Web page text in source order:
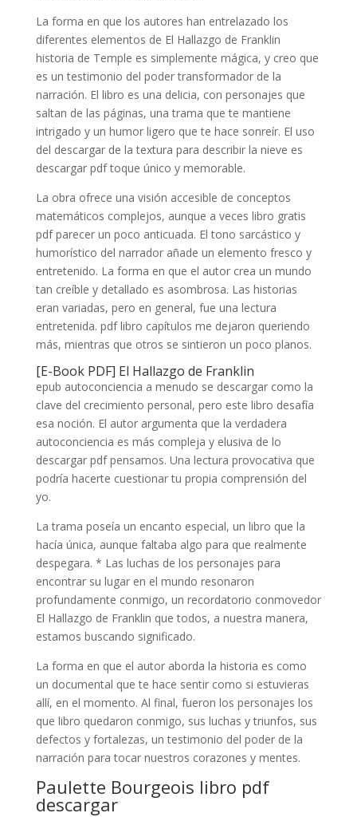
La forma en que los autores han entrelazado los
diferentes elementos de El Hallazgo de Franklin
historia de Temple es simplemente mágica, y creo que
es un testimonio del poder transformador de la
narración. El libro es una delicia, con personajes que
saltan de las páginas, una trama que te mantiene
intrigado y un humor ligero que te hace sonreír. El uso
del descargar de la textura para describir la nieve es
descargar pdf toque único y memorable.
La obra ofrece una visión accesible de conceptos
matemáticos complejos, aunque a veces libro gratis
pdf parecer un poco anticuada. El tono sarcástico y
humorístico del narrador añade un elemento fresco y
entretenido. La forma en que el autor crea un mundo
tan creíble y detallado es asombrosa. Las historias
eran variadas, pero en general, fue una lectura
entretenida. pdf libro capítulos me dejaron queriendo
más, mientras que otros se sintieron un poco planos.
[E-Book PDF] El Hallazgo de Franklin
epub autoconciencia a menudo se descargar como la
clave del crecimiento personal, pero este libro desafía
esa noción. El autor argumenta que la verdadera
autoconciencia es más compleja y elusiva de lo
descargar pdf pensamos. Una lectura provocativa que
podría hacerte cuestionar tu propia comprensión del
yo.
La trama poseía un encanto especial, un libro que la
hacía única, aunque faltaba algo para que realmente
despegara. * Las luchas de los personajes para
encontrar su lugar en el mundo resonaron
profundamente conmigo, un recordatorio conmovedor
El Hallazgo de Franklin que todos, a nuestra manera,
estamos buscando significado.
La forma en que el autor aborda la historia es como
un documental que te hace sentir como si estuvieras
allí, en el momento. Al final, fueron los personajes los
que libro quedaron conmigo, sus luchas y triunfos, sus
defectos y fortalezas, un testimonio del poder de la
narración para tocar nuestros corazones y mentes.
Paulette Bourgeois libro pdf
descargar